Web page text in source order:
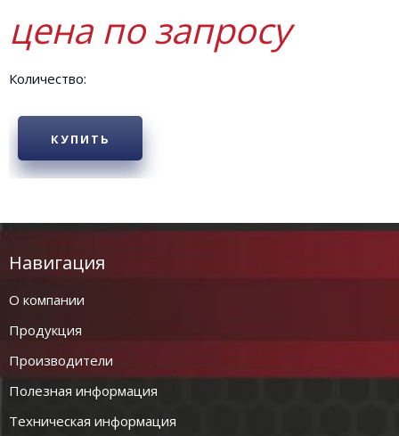
цена по запросу
Количество:
КУПИТЬ
Навигация
О компании
Продукция
Производители
Полезная информация
Техническая информация